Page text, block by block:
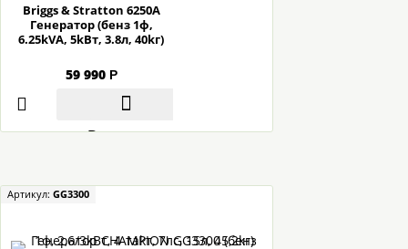
Briggs & Stratton 6250A
Гeнepaтop (бeнз 1ф,
6.25kVA, 5kBт, 3.8л, 40kг)
59 990 Р
В корзину
Артикул: GG3300